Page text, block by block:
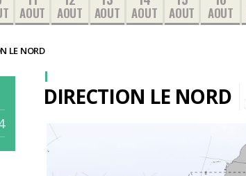
AOUT AOUT AOUT AOUT AOUT AOUT
LE NORD
DIRECTION LE NORD